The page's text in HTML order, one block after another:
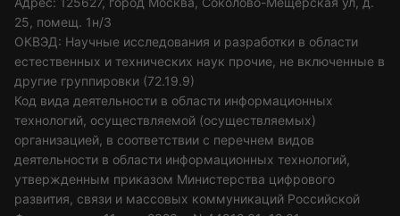
25, помещ. 1н/3
ОКВЭД: Научные исследования и разработки в области
естественных и технических наук прочие, не включенные в
другие группировки (72.19.9)
Код вида деятельности в области информационных
технологий, осуществляемой (осуществляемых)
организацией, в соответствии с перечнем видов
деятельности в области информационных технологий,
утвержденным приказом Министерства цифрового
развития, связи и массовых коммуникаций Российской